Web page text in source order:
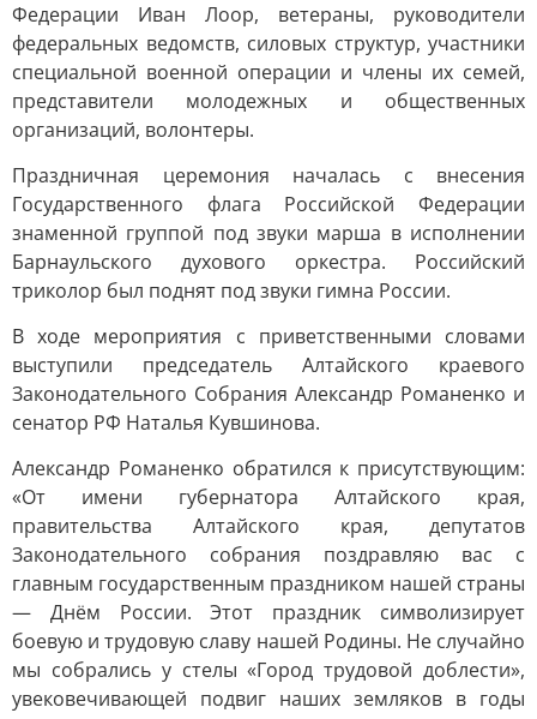
Федерации Иван Лоор, ветераны, руководители
федеральных ведомств, силовых структур, участники
специальной военной операции и члены их семей,
представители молодежных и общественных
организаций, волонтеры.
Праздничная церемония началась с внесения
Государственного флага Российской Федерации
знаменной группой под звуки марша в исполнении
Барнаульского духового оркестра. Российский
триколор был поднят под звуки гимна России.
В ходе мероприятия с приветственными словами
выступили председатель Алтайского краевого
Законодательного Собрания Александр Романенко и
сенатор РФ Наталья Кувшинова.
Александр Романенко обратился к присутствующим:
«От имени губернатора Алтайского края,
правительства Алтайского края, депутатов
Законодательного собрания поздравляю вас с
главным государственным праздником нашей страны
— Днём России. Этот праздник символизирует
боевую и трудовую славу нашей Родины. Не случайно
мы собрались у стелы «Город трудовой доблести»,
увековечивающей подвиг наших земляков в годы